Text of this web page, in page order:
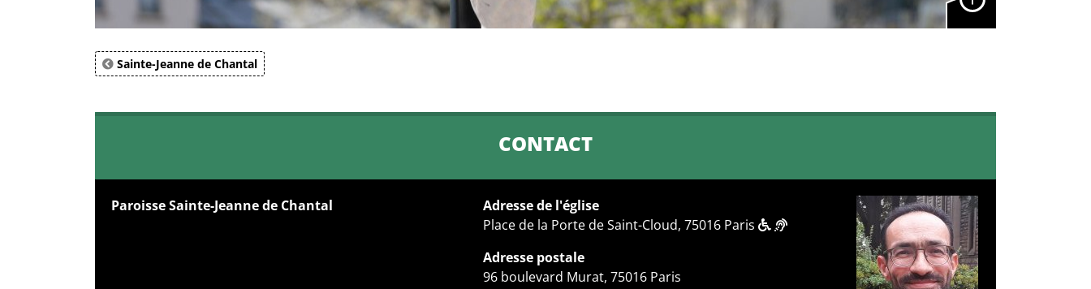
Sainte-Jeanne de Chantal
CONTACT
Paroisse Sainte-Jeanne de Chantal
Adresse de l'église
Place de la Porte de Saint-Cloud, 75016 Paris
Adresse postale
96 boulevard Murat, 75016 Paris